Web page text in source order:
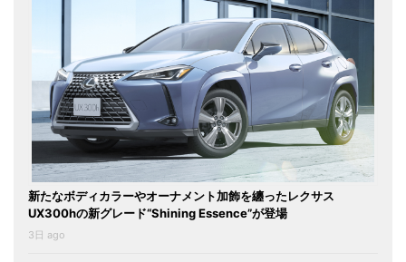
新たなボディカラーやオーナメント加飾を纏ったレクサス
UX300hの新グレード“Shining Essence”が登場
3日 ago